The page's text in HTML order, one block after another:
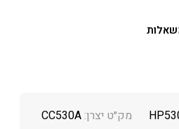
מק״ט יצרן:CC530A